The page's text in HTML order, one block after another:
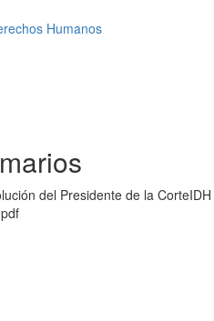
Humanos
del Presidente de la CorteIDH